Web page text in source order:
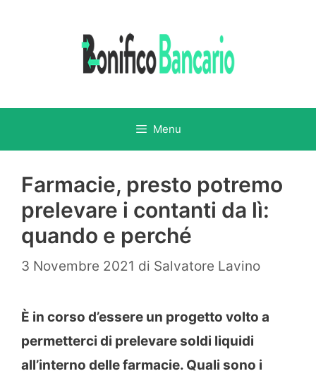
Menu
Farmacie, presto potremo
prelevare i contanti da lì:
quando e perché
3 Novembre 2021 di Salvatore Lavino
È in corso d’essere un progetto volto a
permetterci di prelevare soldi liquidi
all’interno delle farmacie. Quali sono i